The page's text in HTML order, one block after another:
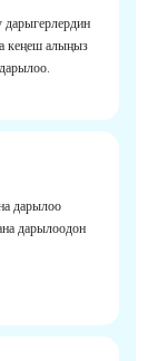
кеңеш алыңыз
дарылоо
дарылоодон